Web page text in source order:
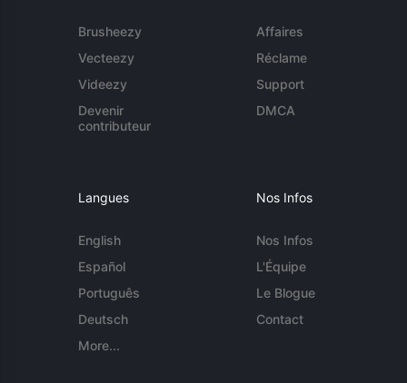
Brusheezy
Vecteezy
Videezy
Devenir
contributeur
Affaires
Réclame
Support
DMCA
Langues
English
Español
Português
Deutsch
More...
Nos Infos
Nos Infos
L'Équipe
Le Blogue
Contact